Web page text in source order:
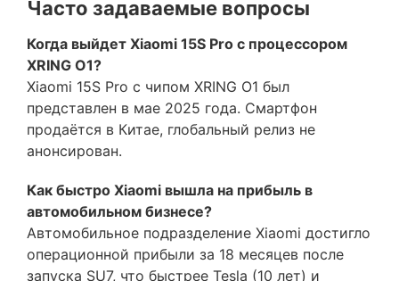
Часто задаваемые вопросы
Когда выйдет Xiaomi 15S Pro с процессором
XRING O1?
Xiaomi 15S Pro с чипом XRING O1 был
представлен в мае 2025 года. Смартфон
продаётся в Китае, глобальный релиз не
анонсирован.
Как быстро Xiaomi вышла на прибыль в
автомобильном бизнесе?
Автомобильное подразделение Xiaomi достигло
операционной прибыли за 18 месяцев после
запуска SU7, что быстрее Tesla (10 лет) и